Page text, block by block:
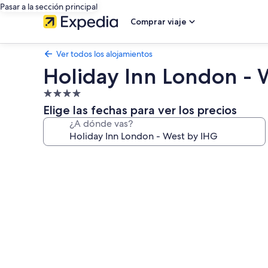
Pasar a la sección principal
Comprar viaje
Ver todos los alojamientos
Holiday Inn London -
Alojamiento
de
4.0 estrellas
Elige las fechas para ver los precios
¿A dónde vas?